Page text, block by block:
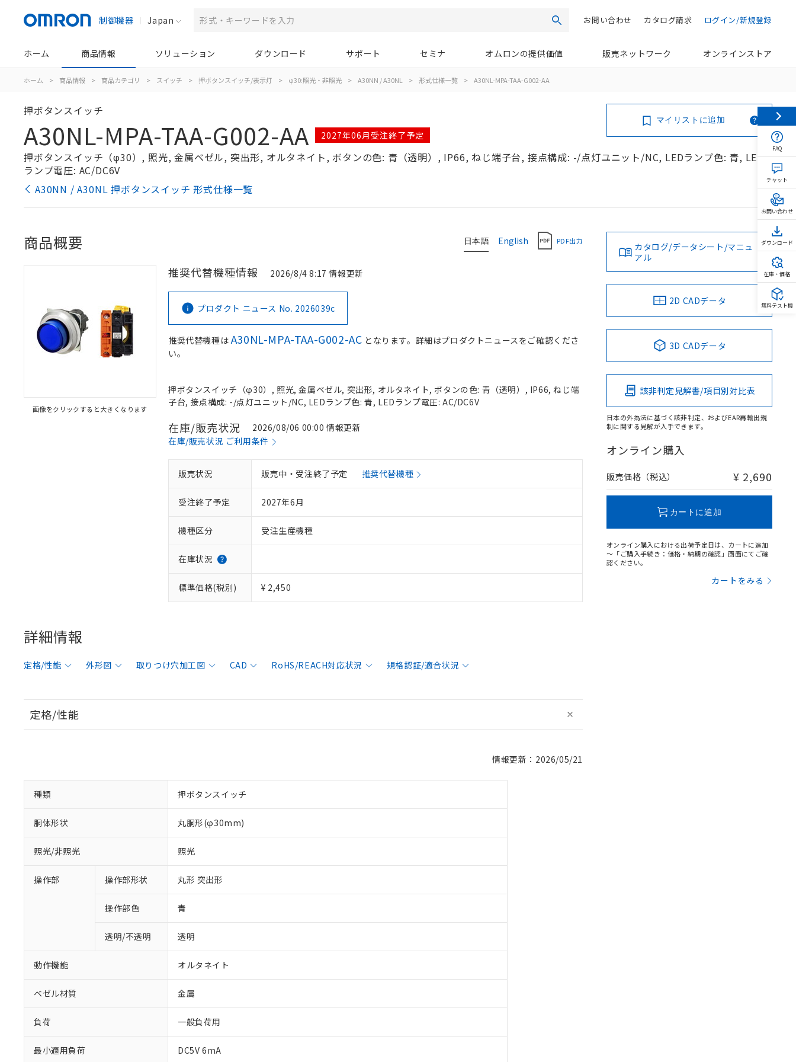
制御機器 Japan 検索 ログイン/新規登録
カタログ請求
お問い合わせ
ホーム 商品情報 ソリューション ダウンロード サポート セミナ オムロンの提供価値 販売ネットワーク オンラインストア
ホーム > 商品情報 > 商品カテゴリ > スイッチ > 押ボタンスイッチ/表示灯 > φ30:照光・非照光 > A30NN / A30NL > 形式仕様一覧 > A30NL-MPA-TAA-G002-AA
押ボタンスイッチ
A30NL-MPA-TAA-G002-AA 2027年06月受注終了予定
押ボタンスイッチ（φ30）, 照光, 金属ベゼル, 突出形, オルタネイト, ボタンの色: 青（透明）, IP66, ねじ端子台, 接点構成: -/点灯ユニット/NC, LEDランプ色: 青, LED
ランプ電圧: AC/DC6V
A30NN / A30NL 押ボタンスイッチ 形式仕様一覧
マイリストに追加
日本語 English PDF出力
商品概要
画像をクリックすると大きくなります
推奨代替機種情報 2026/8/4 8:17 情報更新
プロダクト ニュース No. 2026039c
推奨代替機種はA30NL-MPA-TAA-G002-AC となります。詳細はプロダクトニュースをご確認くださ
い。
押ボタンスイッチ（φ30）, 照光, 金属ベゼル, 突出形, オルタネイト, ボタンの色: 青（透明）, IP66, ねじ端
子台, 接点構成: -/点灯ユニット/NC, LEDランプ色: 青, LEDランプ電圧: AC/DC6V
在庫/販売状況
2026/08/06 00:00 情報更新
在庫/販売状況 ご利用条件
販売状況 販売中・受注終了予定 推奨代替機種
受注終了予定 2027年6月
機種区分 受注生産機種
在庫状況
標準価格(税別) ¥ 2,450
詳細情報
定格/性能 外形図 取りつけ穴加工図 CAD RoHS/REACH対応状況 規格認証/適合状況
定格/性能
情報更新：2026/05/21
種類 押ボタンスイッチ
胴体形状 丸胴形(φ30mm)
照光/非照光 照光
操作部 操作部形状 丸形 突出形
操作部色 青
透明/不透明 透明
動作機能 オルタネイト
ベゼル材質 金属
負荷 一般負荷用
最小適用負荷 DC5V 6mA
カタログ/データシート/マニュ
アル
2D CADデータ
3D CADデータ
該非判定見解書/項目別対比表
日本の外為法に基づく該非判定、およびEAR再輸出規
制に関する見解が入手できます。
オンライン購入
販売価格（税込） ¥ 2,690
カートに追加
オンライン購入における出荷予定日は、カートに追加
～「ご購入手続き：価格・納期の確認」画面にてご確
認ください。
カートをみる
※1 対応状況
FAQ
チャット
お問い合わせ
ダウンロード
在庫・価格
無料テスト機